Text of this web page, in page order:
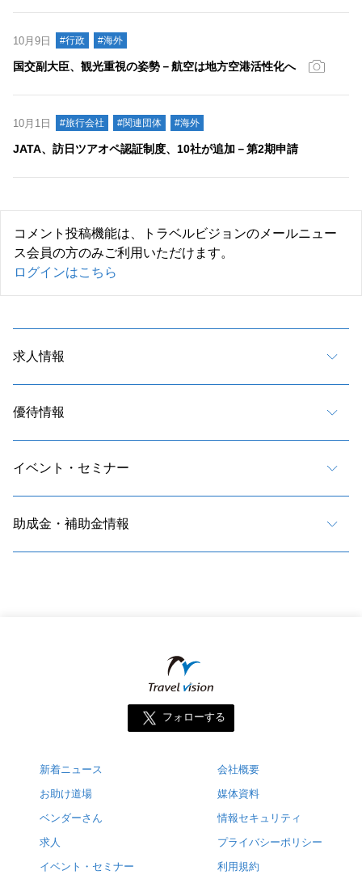
10月9日 #行政 #海外
国交副大臣、観光重視の姿勢－航空は地方空港活性化へ
10月1日 #旅行会社 #関連団体 #海外
JATA、訪日ツアオペ認証制度、10社が追加－第2期申請
コメント投稿機能は、トラベルビジョンのメールニュー
ス会員の方のみご利用いただけます。
ログインはこちら
求人情報
優待情報
イベント・セミナー
助成金・補助金情報
フォローする
新着ニュース
お助け道場
ベンダーさん
求人
イベント・セミナー
会社概要
媒体資料
情報セキュリティ
プライバシーポリシー
利用規約